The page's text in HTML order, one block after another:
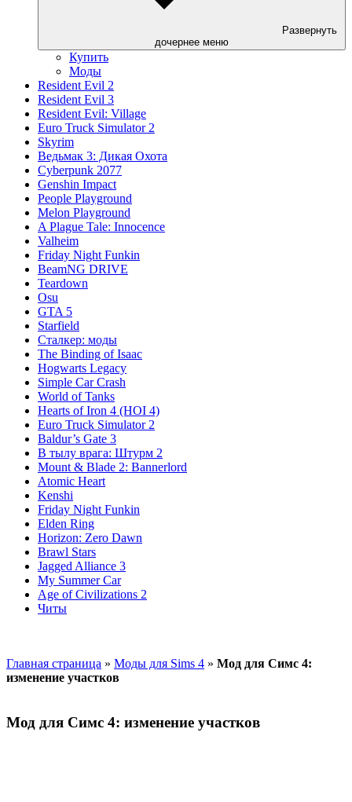
Развернуть
дочернее меню
Купить
Моды
Resident Evil 2
Resident Evil 3
Resident Evil: Village
Euro Truck Simulator 2
Skyrim
Ведьмак 3: Дикая Охота
Cyberpunk 2077
Genshin Impact
People Playground
Melon Playground
A Plague Tale: Innocence
Valheim
Friday Night Funkin
BeamNG DRIVE
Teardown
Osu
GTA 5
Starfield
Сталкер: моды
The Binding of Isaac
Hogwarts Legacy
Simple Car Crash
World of Tanks
Hearts of Iron 4 (HOI 4)
Euro Truck Simulator 2
Baldur’s Gate 3
В тылу врага: Штурм 2
Mount & Blade 2: Bannerlord
Atomic Heart
Kenshi
Friday Night Funkin
Elden Ring
Horizon: Zero Dawn
Brawl Stars
Jagged Alliance 3
My Summer Car
Age of Civilizations 2
Читы
Главная страница » Моды для Sims 4 » Мод для Симс 4:
изменение участков
Мод для Симс 4: изменение участков